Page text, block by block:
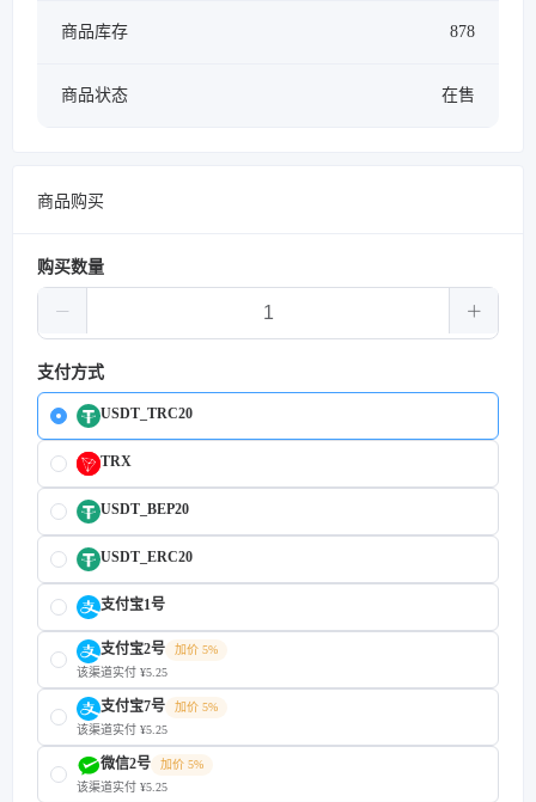
商品库存 878
商品状态 在售
商品购买
购买数量
支付方式
USDT_TRC20
TRX
USDT_BEP20
USDT_ERC20
支付宝1号
支付宝2号
加价 5%
该渠道实付 ¥5.25
支付宝7号
加价 5%
该渠道实付 ¥5.25
微信2号
加价 5%
该渠道实付 ¥5.25